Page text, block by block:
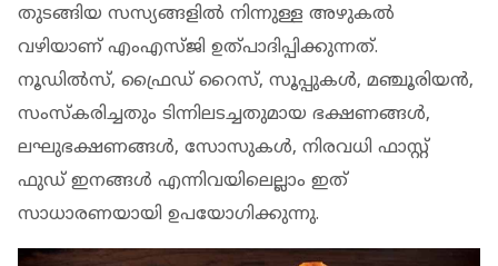
തുടങ്ങിയ സസ്യങ്ങളില്‍ നിന്നുള്ള അഴുകല്‍
വഴിയാണ് എംഎസ്ജി ഉത്പാദിപ്പിക്കുന്നത്.
നൂഡില്‍സ്, ഫ്രൈഡ് റൈസ്, സൂപ്പുകള്‍, മഞ്ചൂരിയന്‍,
സംസ്‌കരിച്ചതും ടിന്നിലടച്ചതുമായ ഭക്ഷണങ്ങള്‍,
ലഘുഭക്ഷണങ്ങള്‍, സോസുകള്‍, നിരവധി ഫാസ്റ്റ്
ഫുഡ് ഇനങ്ങള്‍ എന്നിവയിലെല്ലാം ഇത്
സാധാരണയായി ഉപയോഗിക്കുന്നു.